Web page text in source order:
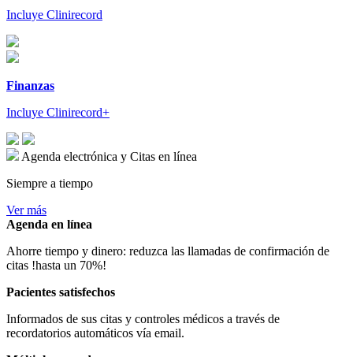
Incluye Clinirecord
Finanzas
Incluye Clinirecord+
Agenda electrónica y Citas en línea
Siempre a tiempo
Ver más
Agenda en línea
Ahorre tiempo y dinero: reduzca las llamadas de confirmación de
citas !hasta un 70%!
Pacientes satisfechos
Informados de sus citas y controles médicos a través de
recordatorios automáticos vía email.